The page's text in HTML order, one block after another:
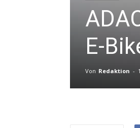
E-
Von Redaktion -